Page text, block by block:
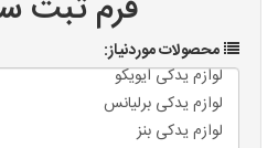
محصولات موردنیاز: